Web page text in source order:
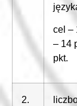
cel –
– 14
pkt.
2.